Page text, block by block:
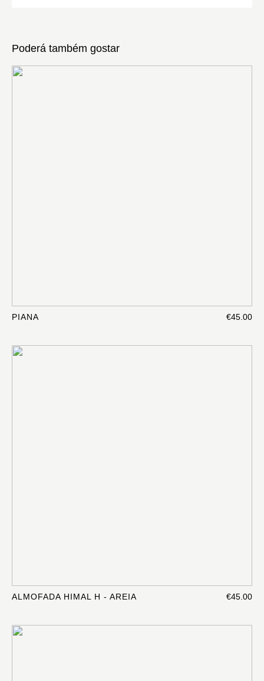
Poderá também gostar
PIANA €45.00
ALMOFADA HIMAL H - AREIA €45.00